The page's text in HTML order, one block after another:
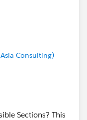
Consulting)
Sections? This